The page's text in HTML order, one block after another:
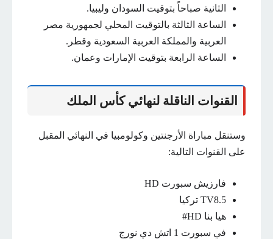
الثانية صباحاً بتوقيت السودان وليبيا.
الساعة الثالثة بالتوقيت المحلي لجمهورية مصر
العربية والمملكة العربية السعودية وقطر.
الساعة الرابعة بتوقيت الإمارات وعمان.
القنوات الناقلة لنهائي كأس الملك
وستنقل مباراة الأرجنتين وكولومبيا في النهائي المقبل
على القنوات التالية:
فارزيش سبورت HD
TV8.5 تركيا
هيا بنا HD#
في سبورت 1 اتش دي نورج